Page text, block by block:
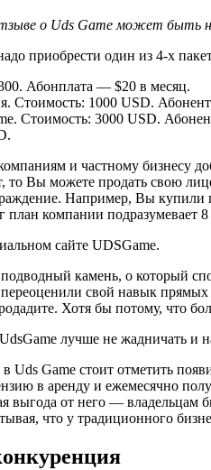
о Uds Game может быть
приобрести один из 4-х
Абонплата — $20 в месяц.
Стоимость: 1000 USD.
Стоимость: 3000 USD.
и частному бизнесу
то Вы можете продать свою
Например, Вы
компании подразумевает
сайте UDSGame.
камень, о который
свой навык
Хотя бы потому, что
лучше не жадничать и
Uds Game стоит отметить
в аренду и ежемесячно
выгода от него — владельцам
что у традиционного